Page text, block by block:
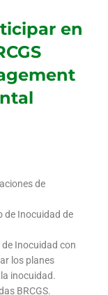
en
de
de Inocuidad de
Inocuidad con
los planes
inocuidad.
BRCGS.